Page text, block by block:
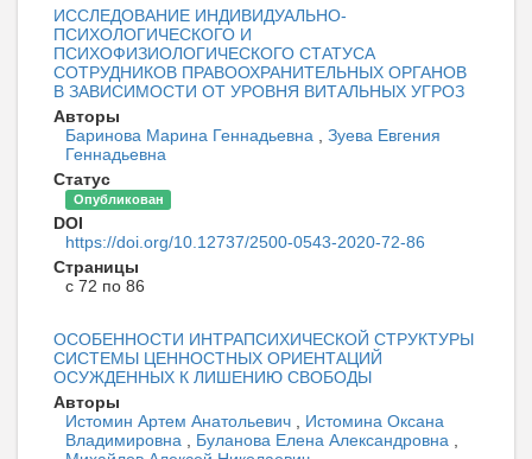
ИССЛЕДОВАНИЕ ИНДИВИДУАЛЬНО-
ПСИХОЛОГИЧЕСКОГО И
ПСИХОФИЗИОЛОГИЧЕСКОГО СТАТУСА
СОТРУДНИКОВ ПРАВООХРАНИТЕЛЬНЫХ ОРГАНОВ
В ЗАВИСИМОСТИ ОТ УРОВНЯ ВИТАЛЬНЫХ УГРОЗ
Авторы
Баринова Марина Геннадьевна
Зуева Евгения
Геннадьевна
Статус
Опубликован
DOI
https://doi.org/10.12737/2500-0543-2020-72-86
Страницы
с 72 по 86
ОСОБЕННОСТИ ИНТРАПСИХИЧЕСКОЙ СТРУКТУРЫ
СИСТЕМЫ ЦЕННОСТНЫХ ОРИЕНТАЦИЙ
ОСУЖДЕННЫХ К ЛИШЕНИЮ СВОБОДЫ
Авторы
Истомин Артем Анатольевич
Истомина Оксана
Владимировна
Буланова Елена Александровна